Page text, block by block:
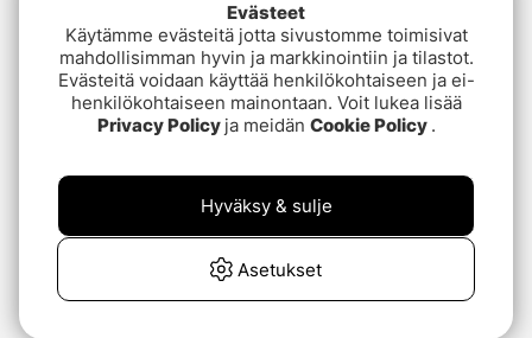
Evästeet
Käytämme evästeitä jotta sivustomme toimisivat
mahdollisimman hyvin ja markkinointiin ja tilastot.
Evästeitä voidaan käyttää henkilökohtaiseen ja ei-
henkilökohtaiseen mainontaan. Voit lukea lisää
Privacy Policy ja meidän Cookie Policy .
Asetukset
Hyväksy & sulje